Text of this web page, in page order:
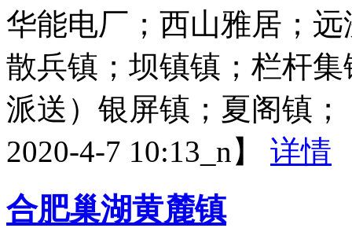
华能电厂；西山雅居；
散兵镇；坝镇镇；栏杆
派送）银屏镇；夏阁镇
2020-4-7 10:13_n】 详情
合肥巢湖黄麓镇